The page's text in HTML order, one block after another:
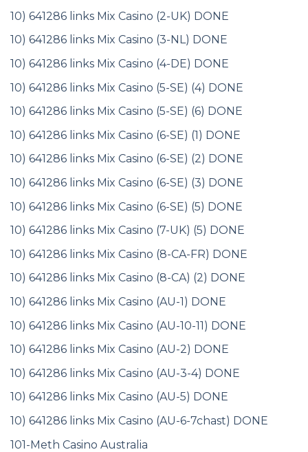
10) 641286 links Mix Casino (2-UK) DONE
10) 641286 links Mix Casino (3-NL) DONE
10) 641286 links Mix Casino (4-DE) DONE
10) 641286 links Mix Casino (5-SE) (4) DONE
10) 641286 links Mix Casino (5-SE) (6) DONE
10) 641286 links Mix Casino (6-SE) (1) DONE
10) 641286 links Mix Casino (6-SE) (2) DONE
10) 641286 links Mix Casino (6-SE) (3) DONE
10) 641286 links Mix Casino (6-SE) (5) DONE
10) 641286 links Mix Casino (7-UK) (5) DONE
10) 641286 links Mix Casino (8-CA-FR) DONE
10) 641286 links Mix Casino (8-CA) (2) DONE
10) 641286 links Mix Casino (AU-1) DONE
10) 641286 links Mix Casino (AU-10-11) DONE
10) 641286 links Mix Casino (AU-2) DONE
10) 641286 links Mix Casino (AU-3-4) DONE
10) 641286 links Mix Casino (AU-5) DONE
10) 641286 links Mix Casino (AU-6-7chast) DONE
101-Meth Casino Australia